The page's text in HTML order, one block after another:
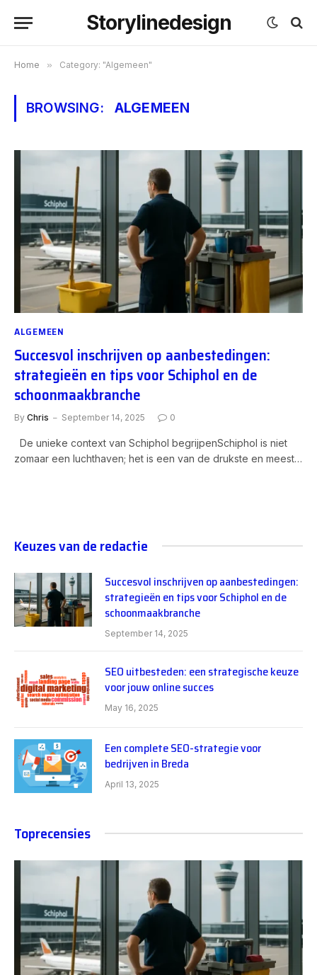
Storylinedesign
Home » Category: "Algemeen"
BROWSING: ALGEMEEN
ALGEMEEN
Succesvol inschrijven op aanbestedingen:
strategieën en tips voor Schiphol en de
schoonmaakbranche
By Chris September 14, 2025 0
De unieke context van Schiphol begrijpenSchiphol is niet
zomaar een luchthaven; het is een van de drukste en meest…
Keuzes van de redactie
Succesvol inschrijven op aanbestedingen:
strategieën en tips voor Schiphol en de
schoonmaakbranche
September 14, 2025
SEO uitbesteden: een strategische keuze
voor jouw online succes
May 16, 2025
Een complete SEO-strategie voor
bedrijven in Breda
April 13, 2025
Toprecensies